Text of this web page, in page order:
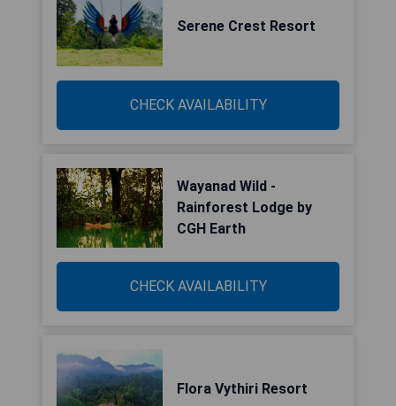
Serene Crest Resort
CHECK AVAILABILITY
Wayanad Wild -
Rainforest Lodge by
CGH Earth
CHECK AVAILABILITY
Flora Vythiri Resort